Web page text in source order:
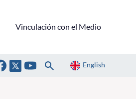
Vinculación con el Medio
English